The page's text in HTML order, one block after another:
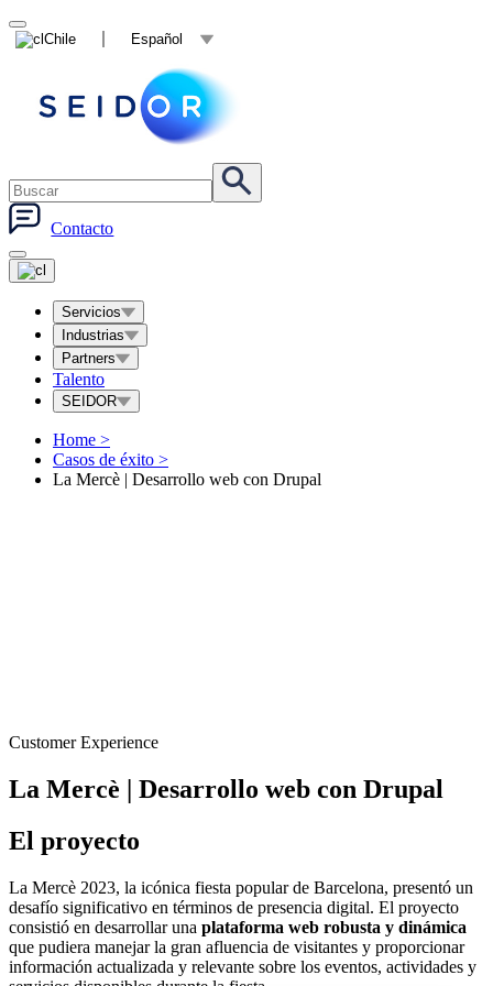
Chile Español
Contacto
Servicios
Industrias
Partners
Talento
SEIDOR
Home >
Casos de éxito >
La Mercè | Desarrollo web con Drupal
Customer Experience
La Mercè | Desarrollo web con Drupal
El proyecto
La Mercè 2023, la icónica fiesta popular de Barcelona, presentó un
desafío significativo en términos de presencia digital. El proyecto
consistió en desarrollar una plataforma web robusta y dinámica
que pudiera manejar la gran afluencia de visitantes y proporcionar
información actualizada y relevante sobre los eventos, actividades y